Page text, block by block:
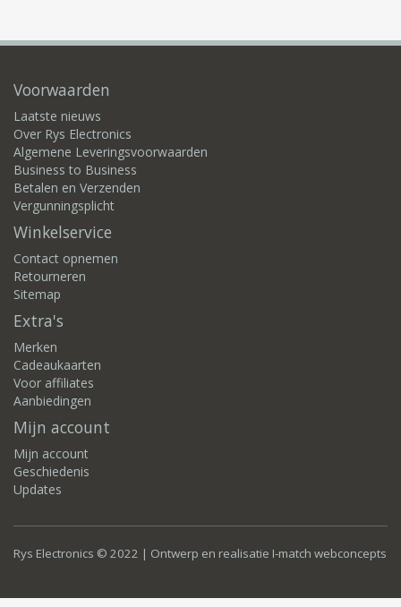
Voorwaarden
Laatste nieuws
Over Rys Electronics
Algemene Leveringsvoorwaarden
Business to Business
Betalen en Verzenden
Vergunningsplicht
Winkelservice
Contact opnemen
Retourneren
Sitemap
Extra's
Merken
Cadeaukaarten
Voor affiliates
Aanbiedingen
Mijn account
Mijn account
Geschiedenis
Updates
Rys Electronics © 2022 | Ontwerp en realisatie I-match webconcepts